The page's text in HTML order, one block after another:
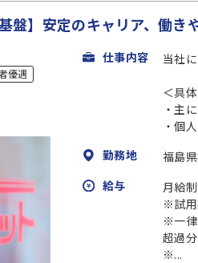
盤】安定のキャリア、働
優遇
仕事内容 当社
＜具
・主
・個
勤務地
福島
給与
月給
※試用
※一律
超過
※...